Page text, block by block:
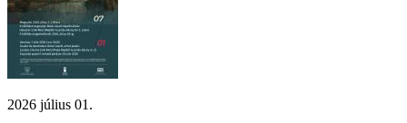
2026 július 01.